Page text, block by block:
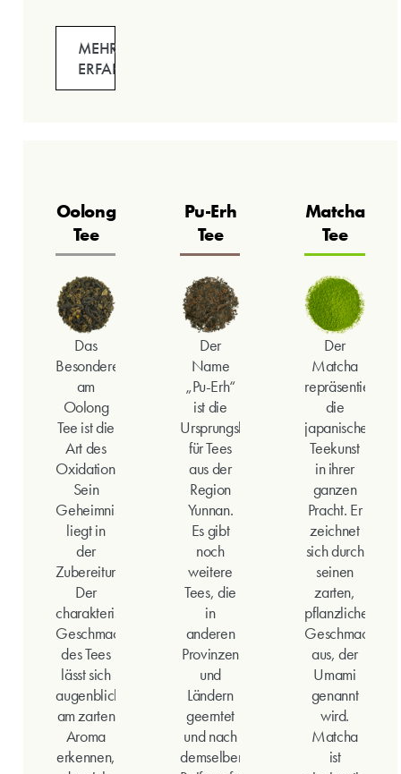
MEHR
ERFAHREN
Oolong
Tee
Das
Besondere
am
Oolong
Tee ist die
Art des
Oxidationsprozesses.
Sein
Geheimnis
liegt in
der
Zubereitung.
Der
charakteristische
Geschmack
des Tees
lässt sich
augenblicklich
am zarten
Aroma
erkennen,
Pu-Erh
Tee
Der
Name
„Pu-Erh“
ist die
Ursprungsbezeichnung
für Tees
aus der
Region
Yunnan.
Es gibt
noch
weitere
Tees, die
in
anderen
Provinzen
und
Ländern
geerntet
und nach
demselben
Matcha
Tee
Der
Matcha
repräsentiert
die
japanische
Teekunst
in ihrer
ganzen
Pracht. Er
zeichnet
sich durch
seinen
zarten,
pflanzlichen
Geschmack
aus, der
Umami
genannt
wird.
Matcha
ist